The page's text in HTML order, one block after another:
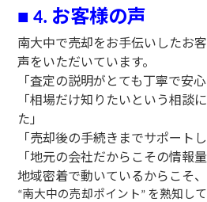
■ 4. お客様の声
南大中で売却をお手伝いしたお
声をいただいています。
「査定の説明がとても丁寧で安心
「相場だけ知りたいという相談
た」
「売却後の手続きまでサポート
「地元の会社だからこその情報
地域密着で動いているからこそ、
“南大中の売却ポイント ” を熟知し